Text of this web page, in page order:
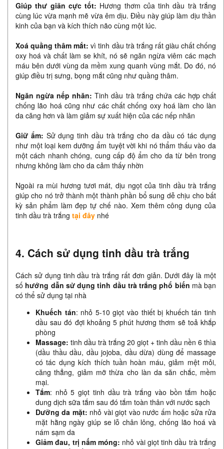
Giúp thư giãn cực tốt: Hương thơm của tinh dầu trà trắng
cùng lúc vừa mạnh mẽ vừa êm dịu. Điều này giúp làm dịu thần
kinh của bạn và kích thích não cùng một lúc.
Xoá quầng thâm mắt:vì tinh dầu trà trắng rất giàu chất chống
oxy hoá và chất làm se khít, nó sẽ ngăn ngừa viêm các mạch
máu bên dưới vùng da mềm xung quanh vùng mắt. Do đó, nó
giúp điều trị sưng, bọng mắt cũng như quầng thâm.
Ngăn ngừa nếp nhăn:Tinh dầu trà trắng chứa các hợp chất
chống lão hoá cũng như các chất chống oxy hoá làm cho làn
da căng hơn và làm giảm sự xuất hiện của các nếp nhăn
Giữ ẩm: Sử dụng tinh dầu trà trắng cho da dầu có tác dụng
như một loại kem dưỡng ẩm tuyệt vời khi nó thẩm thấu vào da
một cách nhanh chóng, cung cấp độ ẩm cho da từ bên trong
nhưng không làm cho da cảm thấy nhờn
Ngoài ra mùi hương tươi mát, dịu ngọt của tinh dầu trà trắng
giúp cho nó trở thành một thành phần bổ sung dễ chịu cho bất
kỳ sản phẩm làm đẹp tự chế nào. Xem thêm công dụng của
tinh dầu trà trắng tại đây nhé
4. Cách sử dụng tinh dầu trà trắng
Cách sử dụng tinh dầu trà trắng rất đơn giản. Dưới đây là một
số hướng dẫn sử dụng tinh dầu trà trắng phổ biến mà bạn
có thể sử dụng tại nhà
Khuếch tán: nhỏ 5-10 giọt vào thiết bị khuếch tán tinh
dầu sau đó đợi khoảng 5 phút hương thơm sẽ toả khắp
phòng
Massage: tinh dầu trà trắng 20 giọt + tinh dầu nền 6 thìa
(dầu thầu dầu, dầu jojoba, dầu dừa) dùng để massage
có tác dụng kích thích tuần hoàn máu, giảm mệt mỏi,
căng thẳng, giảm mỡ thừa cho làn da săn chắc, mềm
mại.
Tắm: nhỏ 5 giọt tinh dầu trà trắng vào bồn tắm hoặc
dung dịch sữa tắm sau đó tắm toàn thân với nước sạch
Dưỡng da mặt: nhỏ vài giọt vào nước ấm hoặc sửa rửa
mặt hằng ngày giúp se lỗ chân lông, chống lão hoá và
nám sạm da
Giảm đau, trị nấm móng: nhỏ vài giọt tinh dầu trà trắng